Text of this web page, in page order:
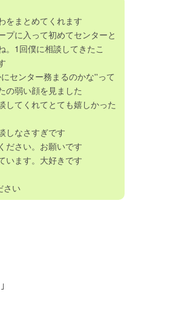
をまとめてくれます
プに入って初めてセンターと
。1回僕に相談してきたこ
センター務まるのかな''って
の弱い顔を見ました
してくれてとても嬉しかった
しなさすぎです
ださい。お願いです
います。大好きです
さい